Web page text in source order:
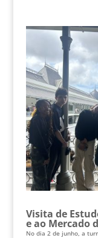
Visita de
e ao Mercado
No dia 2 de junho, a